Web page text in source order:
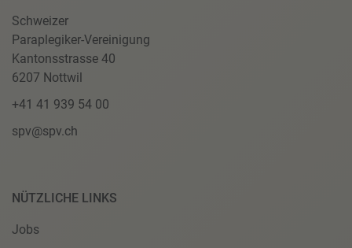
Schweizer
Paraplegiker-Vereinigung
Kantonsstrasse 40
6207 Nottwil
+41 41 939 54 00
spv@spv.ch
NÜTZLICHE LINKS
Jobs